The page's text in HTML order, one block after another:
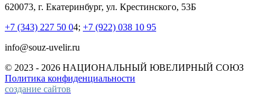
620073, г. Екатеринбург, ул. Крестинского, 53Б
+7 (343) 227 50 04; +7 (922) 038 10 95
info@souz-uvelir.ru
© 2023 - 2026 НАЦИОНАЛЬНЫЙ ЮВЕЛИРНЫЙ СОЮЗ
Политика конфиденциальности
создание сайтов